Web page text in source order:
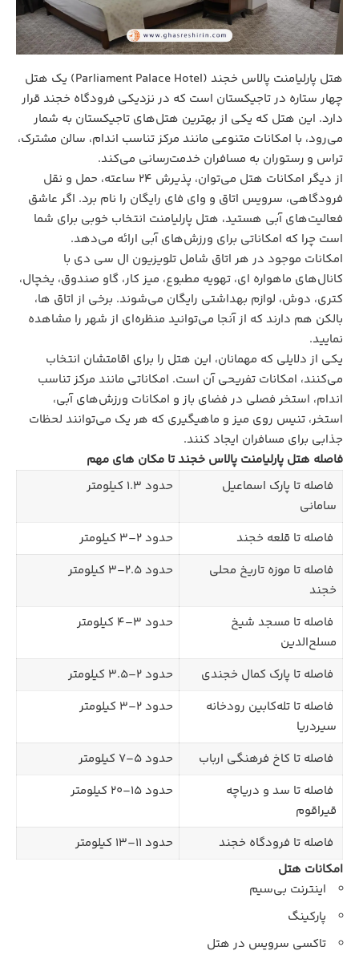
هتل پارلیامنت پالاس خجند (Parliament Palace Hotel) یک هتل
چهار ستاره در تاجیکستان است که در نزدیکی فرودگاه خجند قرار
دارد. این هتل که یکی از بهترین هتل‌های تاجیکستان به شمار
می‌رود، با امکانات متنوعی مانند مرکز تناسب اندام، سالن مشترک،
تراس و رستوران به مسافران خدمت‌رسانی می‌کند.
از دیگر امکانات هتل می‌توان، پذیرش ۲۴ ساعته، حمل و نقل
فرودگاهی، سرویس اتاق و وای فای رایگان را نام برد. اگر عاشق
فعالیت‌های آبی هستید، هتل پارلیامنت انتخاب خوبی برای شما
است چرا که امکاناتی برای ورزش‌های آبی ارائه می‌دهد.
امکانات موجود در هر اتاق شامل تلویزیون ال سی دی با
کانال‌های ماهواره ای، تهویه مطبوع، میز کار، گاو صندوق، یخچال،
کتری، دوش، لوازم بهداشتی رایگان می‌شوند. برخی از اتاق ها،
بالکن هم دارند که از آنجا می‌توانید منظره‌ای از شهر را مشاهده
نمایید.
یکی از دلایلی که مهمانان، این هتل را برای اقامتشان انتخاب
می‌کنند، امکانات تفریحی آن است. امکاناتی مانند مرکز تناسب
اندام، استخر فصلی در فضای باز و امکانات ورزش‌های آبی،
استخر، تنیس روی میز و ماهیگیری که هر یک می‌توانند لحظات
جذابی برای مسافران ایجاد کنند.
فاصله هتل پارلیامنت پالاس خجند تا مکان های مهم
فاصله تا پارک اسماعیل
سامانی
حدود ۱.۳ کیلومتر
فاصله تا قلعه خجند
حدود ۲–۳ کیلومتر
فاصله تا موزه تاریخ محلی
خجند
حدود ۲.۵–۳ کیلومتر
فاصله تا مسجد شیخ
مسلح‌الدین
حدود ۳–۴ کیلومتر
فاصله تا پارک کمال خجندی
حدود ۲–۳.۵ کیلومتر
فاصله تا تله‌کابین رودخانه
سیردریا
حدود ۲–۳ کیلومتر
فاصله تا کاخ فرهنگی ارباب
حدود ۵–۷ کیلومتر
فاصله تا سد و دریاچه
قیراقوم
حدود ۱۵–۲۰ کیلومتر
فاصله تا فرودگاه خجند
حدود ۱۱–۱۳ کیلومتر
امکانات هتل
اینترنت بی‌سیم
پارکینگ
تاکسی سرویس در هتل